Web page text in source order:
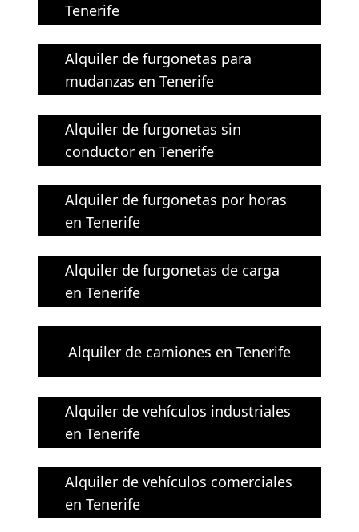
Tenerife
Alquiler de furgonetas para
mudanzas en Tenerife
Alquiler de furgonetas sin
conductor en Tenerife
Alquiler de furgonetas por horas
en Tenerife
Alquiler de furgonetas de carga
en Tenerife
Alquiler de camiones en Tenerife
Alquiler de vehículos industriales
en Tenerife
Alquiler de vehículos comerciales
en Tenerife